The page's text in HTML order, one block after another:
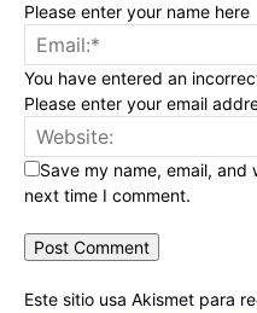
Please enter your name here
You have entered an
Please enter your email
Save my name, email,
next time I comment.
Este sitio usa Akismet para